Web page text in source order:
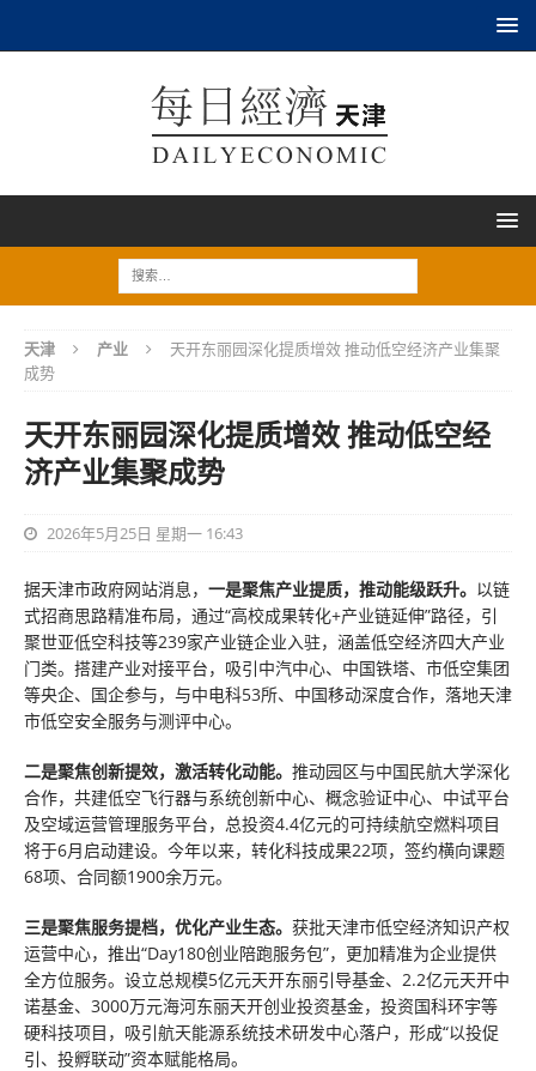
天津 产业
天开东丽园深化提质增效 推动低空经济产业集聚
成势
天开东丽园深化提质增效 推动低空经
济产业集聚成势
2026年5月25日 星期一 16:43
据天津市政府网站消息， 一是聚焦产业提质，推动能级跃升。 以链
式招商思路精准布局，通过“高校成果转化+产业链延伸”路径，引
聚世亚低空科技等239家产业链企业入驻，涵盖低空经济四大产业
门类。搭建产业对接平台，吸引中汽中心、中国铁塔、市低空集团
等央企、国企参与，与中电科53所、中国移动深度合作，落地天津
市低空安全服务与测评中心。
二是聚焦创新提效，激活转化动能。 推动园区与中国民航大学深化
合作，共建低空飞行器与系统创新中心、概念验证中心、中试平台
及空域运营管理服务平台，总投资4.4亿元的可持续航空燃料项目
将于6月启动建设。今年以来，转化科技成果22项，签约横向课题
68项、合同额1900余万元。
三是聚焦服务提档，优化产业生态。 获批天津市低空经济知识产权
运营中心，推出“Day180创业陪跑服务包”，更加精准为企业提供
全方位服务。设立总规模5亿元天开东丽引导基金、2.2亿元天开中
诺基金、3000万元海河东丽天开创业投资基金，投资国科环宇等
硬科技项目，吸引航天能源系统技术研发中心落户，形成“以投促
引、投孵联动”资本赋能格局。